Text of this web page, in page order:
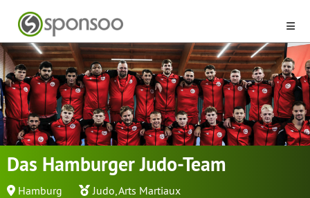
Das Hamburger Judo-Team
Hamburg Judo,Arts Martiaux